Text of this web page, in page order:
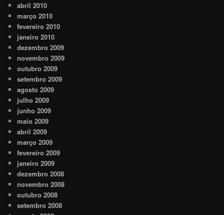
abril 2010
março 2010
fevereiro 2010
janeiro 2010
dezembro 2009
novembro 2009
outubro 2009
setembro 2009
agosto 2009
julho 2009
junho 2009
maio 2009
abril 2009
março 2009
fevereiro 2009
janeiro 2009
dezembro 2008
novembro 2008
outubro 2008
setembro 2008